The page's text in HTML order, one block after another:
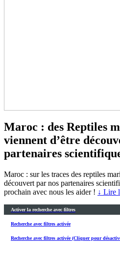
Maroc : des Reptiles
viennent d’être
partenaires
Maroc : sur les traces des reptiles
découvert par nos partenaires
prochain avec nous les aider ! ↓ Lire
Activer la recherche avec filtres
Recherche avec filtres activée
Recherche avec filtres activée (Cliquer pour